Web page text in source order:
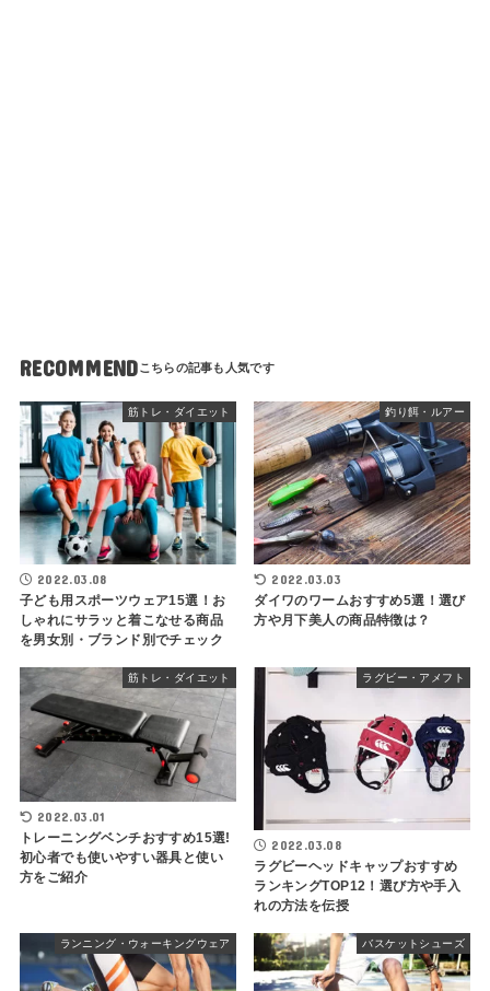
RECOMMEND
筋トレ・ダイエット
2022.03.08
子ども用スポーツウェア15選！お
しゃれにサラッと着こなせる商品
を男女別・ブランド別でチェック
釣り餌・ルアー
2022.03.03
ダイワのワームおすすめ5選！選び
方や月下美人の商品特徴は？
筋トレ・ダイエット
2022.03.01
トレーニングベンチおすすめ15選!
初心者でも使いやすい器具と使い
方をご紹介
ラグビー・アメフト
2022.03.08
ラグビーヘッドキャップおすすめ
ランキングTOP12！選び方や手入
れの方法を伝授
ランニング・ウォーキングウェア バスケットシューズ